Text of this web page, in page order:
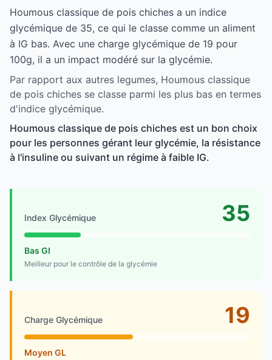
Houmous classique de pois chiches a un indice
glycémique de 35, ce qui le classe comme un aliment
à IG bas. Avec une charge glycémique de 19 pour
100g, il a un impact modéré sur la glycémie.
Par rapport aux autres legumes, Houmous classique
de pois chiches se classe parmi les plus bas en termes
d'indice glycémique.
Houmous classique de pois chiches est un bon choix
pour les personnes gérant leur glycémie, la résistance
à l'insuline ou suivant un régime à faible IG.
Index Glycémique 35
Bas GI
Meilleur pour le contrôle de la glycémie
Charge Glycémique 19
Moyen GL